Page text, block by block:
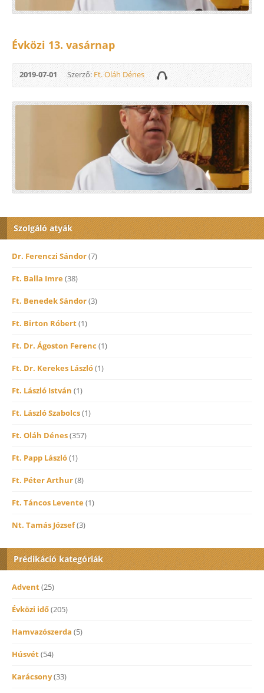
Évközi 13. vasárnap
2019-07-01 Szerző:Ft. Oláh Dénes
Szolgáló atyák
Dr. Ferenczi Sándor(7)
Ft. Balla Imre(38)
Ft. Benedek Sándor(3)
Ft. Birton Róbert(1)
Ft. Dr. Ágoston Ferenc (1)
Ft. Dr. Kerekes László(1)
Ft. László István (1)
Ft. László Szabolcs(1)
Ft. Oláh Dénes(357)
Ft. Papp László(1)
Ft. Péter Arthur(8)
Ft. Táncos Levente(1)
Nt. Tamás József(3)
Prédikáció kategóriák
Advent(25)
Évközi idő(205)
Hamvazószerda (5)
Húsvét(54)
Karácsony(33)